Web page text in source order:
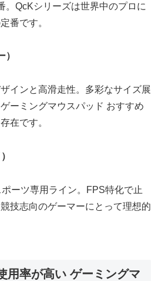
。QcKシリーズは世界中のプロに
番です。
）
インと高滑走性。多彩なサイズ展
ーミングマウスパッド おすすめ
在です。
ーツ専用ライン。FPS特化で止
技志向のゲーマーにとって理想的
用率が高い ゲーミングマ